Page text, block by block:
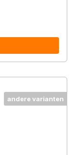
andere varianten